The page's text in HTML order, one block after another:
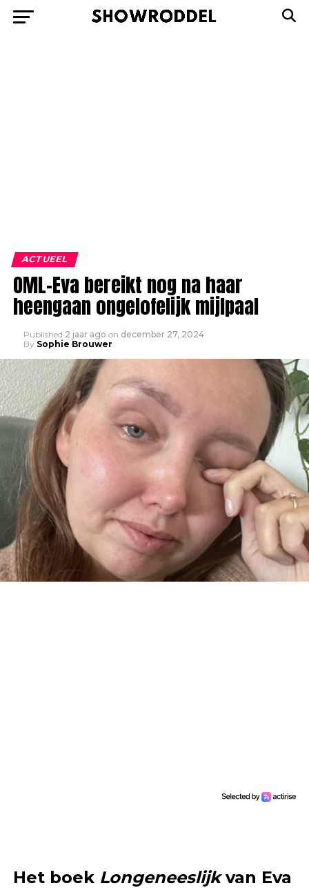
ACTUEEL
OML-Eva bereikt nog na haar
heengaan ongelofelijk mijlpaal
Published 2 jaar ago on december 27, 2024
By Sophie Brouwer
Het boek Longeneeslijkvan Eva